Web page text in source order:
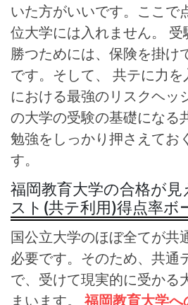
いた方がいいです。ここで
位大学には入れません。
勝つためには、保険を掛け
です。そして、 共テに力
における最強のリスクヘッ
の大学の受験の基礎になる
勉強をしっかり押さえてお
す。
福岡教育大学の合格が
スト(共テ利用)得点率ボ
国公立大学のほぼ全てが共
必要です。そのため、共通
で、受けて現実的に受かる
まいます。福岡教育大学へ